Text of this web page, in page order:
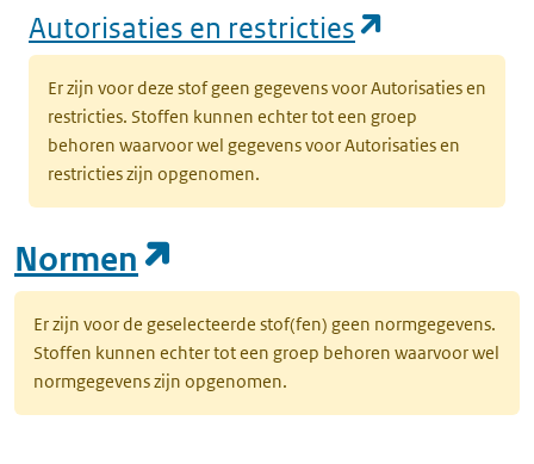
Autorisaties en restricties
Er zijn voor deze stof geen gegevens voor Autorisaties en
restricties. Stoffen kunnen echter tot een groep
behoren waarvoor wel gegevens voor Autorisaties en
restricties zijn opgenomen.
Normen
Er zijn voor de geselecteerde stof(fen) geen normgegevens.
Stoffen kunnen echter tot een groep behoren waarvoor wel
normgegevens zijn opgenomen.